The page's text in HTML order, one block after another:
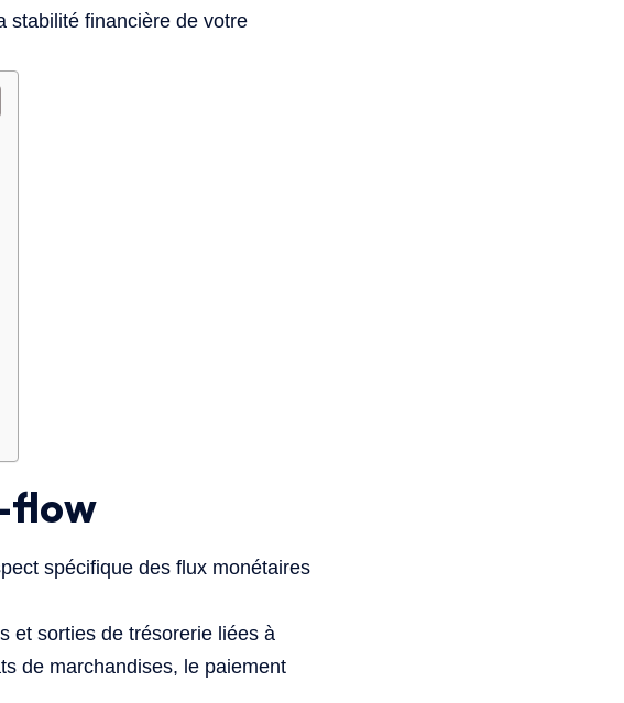
stabilité financière de votre
flow
spécifique des flux monétaires
et sorties de trésorerie liées à
de marchandises, le paiement